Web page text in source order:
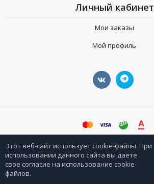
Личный кабинет
Мои заказы
Мой профиль
©sharpeyshop.ru
Этот веб-сайт использует cookie-файлы. При
использовании данного сайта вы даете
свое согласие на использование cookie-
файлов.